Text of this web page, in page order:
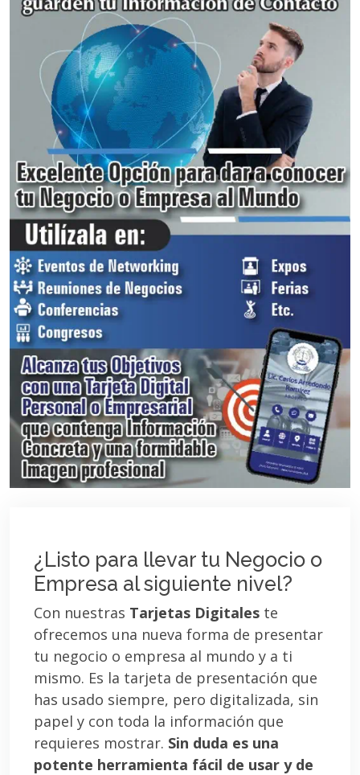
¿Listo para llevar tu Negocio o
Empresa al siguiente nivel?
Con nuestras Tarjetas Digitales te
ofrecemos una nueva forma de presentar
tu negocio o empresa al mundo y a ti
mismo. Es la tarjeta de presentación que
has usado siempre, pero digitalizada, sin
papel y con toda la información que
requieres mostrar. Sin duda es una
potente herramienta fácil de usar y de